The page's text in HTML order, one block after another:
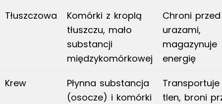
Tłuszczowa
Komórki z kroplą
tłuszczu, mało
substancji
międzykomórkowej
Chroni przed
urazami,
magazynuje
energię
Krew
Płynna substancja
(osocze) i komórki
Transportuje
tlen, broni